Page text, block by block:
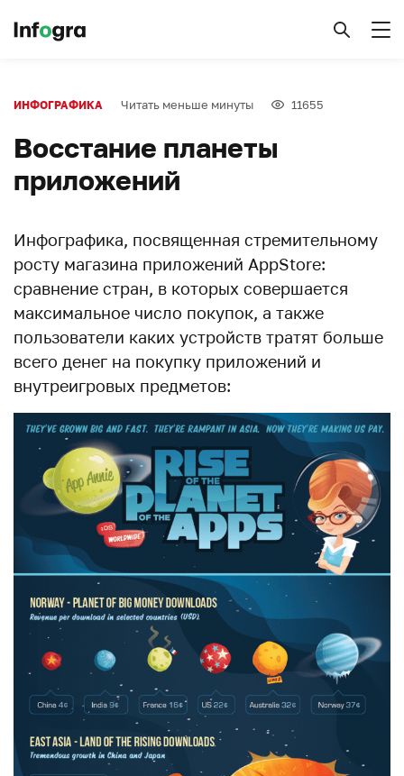
ИНФОГРАФИКА Читать меньше минуты 11655
Восстание планеты
приложений
Инфографика, посвященная стремительному
росту магазина приложений AppStore:
сравнение стран, в которых совершается
максимальное число покупок, а также
пользователи каких устройств тратят больше
всего денег на покупку приложений и
внутреигровых предметов: